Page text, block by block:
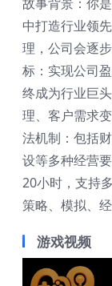
中打造行业领
理，公司会逐
标：实现公司
终成为行业巨
理、客户需求
法机制：包括
设等多种经营
20小时，支持
策略、模拟、经
游戏视频